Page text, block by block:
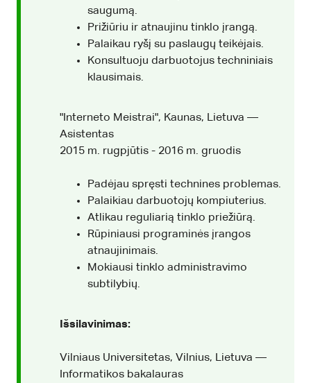
saugumą.
Prižiūriu ir atnaujinu tinklo įrangą.
Palaikau ryšį su paslaugų teikėjais.
Konsultuoju darbuotojus techniniais
klausimais.
"Interneto Meistrai", Kaunas, Lietuva —
Asistentas
2015 m. rugpjūtis - 2016 m. gruodis
Padėjau spręsti technines problemas.
Palaikiau darbuotojų kompiuterius.
Atlikau reguliarią tinklo priežiūrą.
Rūpiniausi programinės įrangos
atnaujinimais.
Mokiausi tinklo administravimo
subtilybių.
Išsilavinimas:
Vilniaus Universitetas, Vilnius, Lietuva —
Informatikos bakalauras